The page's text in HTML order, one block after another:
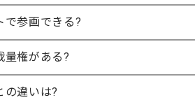
精算条件
で参画できる?
量権がある?
の違いは?